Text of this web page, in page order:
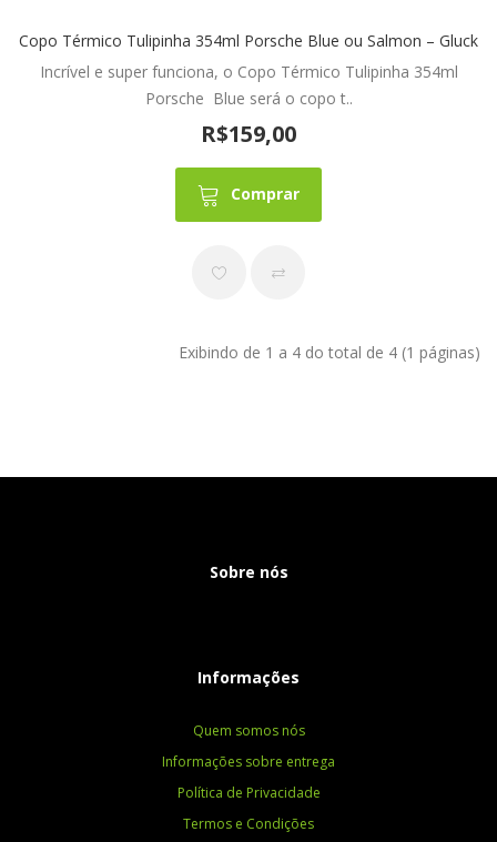
Copo Térmico Tulipinha 354ml Porsche Blue ou Salmon – Gluck
Incrível e super funciona, o Copo Térmico Tulipinha 354ml
Porsche Blue será o copo t..
R$159,00
Comprar
Exibindo de 1 a 4 do total de 4 (1 páginas)
Sobre nós
Informações
Quem somos nós
Informações sobre entrega
Política de Privacidade
Termos e Condições